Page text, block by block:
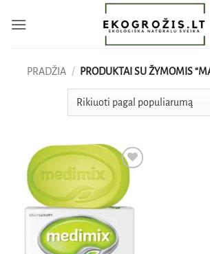
PRADŽIA / PRODUKTAI SU ŽYMOMIS
į norų
sąrašą